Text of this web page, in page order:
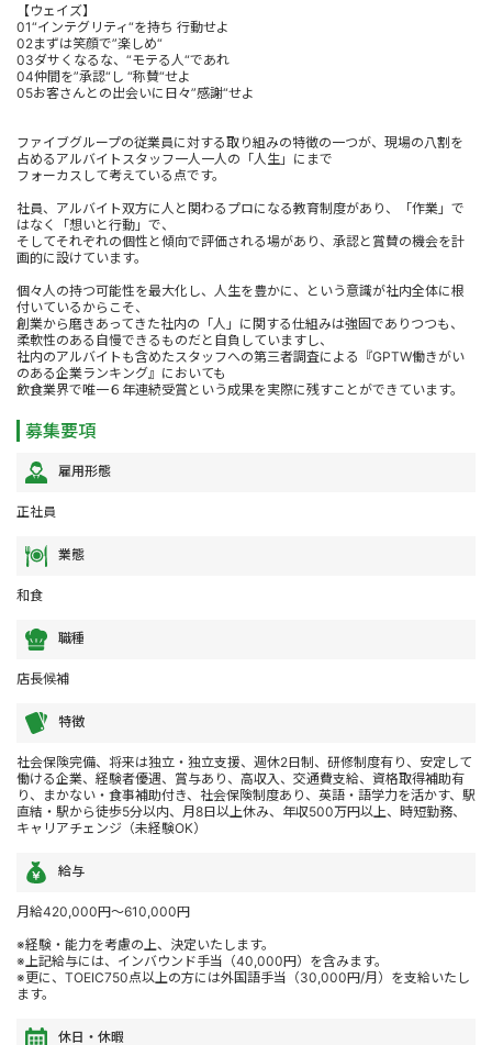
【ウェイズ】
01“インテグリティ“を持ち 行動せよ
02まずは笑顔で”楽しめ“
03ダサくなるな、“モテる人“であれ
04仲間を”承認“し “称賛“せよ
05お客さんとの出会いに日々”感謝“せよ
ファイブグループの従業員に対する取り組みの特徴の一つが、現場の八割を
占めるアルバイトスタッフ一人一人の「人生」にまで
フォーカスして考えている点です。
社員、アルバイト双方に人と関わるプロになる教育制度があり、「作業」で
はなく「想いと行動」で、
そしてそれぞれの個性と傾向で評価される場があり、承認と賞賛の機会を計
画的に設けています。
個々人の持つ可能性を最大化し、人生を豊かに、という意識が社内全体に根
付いているからこそ、
創業から磨きあってきた社内の「人」に関する仕組みは強固でありつつも、
柔軟性のある自慢できるものだと自負していますし、
社内のアルバイトも含めたスタッフへの第三者調査による『GPTW働きがい
のある企業ランキング』においても
飲食業界で唯一６年連続受賞という成果を実際に残すことができています。
募集要項
雇用形態
正社員
業態
和食
職種
店長候補
特徴
社会保険完備、将来は独立・独立支援、週休2日制、研修制度有り、安定して
働ける企業、経験者優遇、賞与あり、高収入、交通費支給、資格取得補助有
り、まかない・食事補助付き、社会保険制度あり、英語・語学力を活かす、駅
直結・駅から徒歩5分以内、月8日以上休み、年収500万円以上、時短勤務、
キャリアチェンジ（未経験OK）
給与
月給420,000円～610,000円
※経験・能力を考慮の上、決定いたします。
※上記給与には、インバウンド手当（40,000円）を含みます。
※更に、TOEIC750点以上の方には外国語手当（30,000円/月）を支給いたし
ます。
休日・休暇